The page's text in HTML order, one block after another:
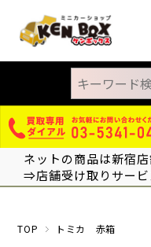
ネットの商品は新宿
⇒店舗受け取りサービ
TOP トミカ 赤箱